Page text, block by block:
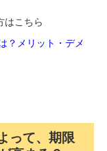
はこちら
？メリット・デメ
って、期限